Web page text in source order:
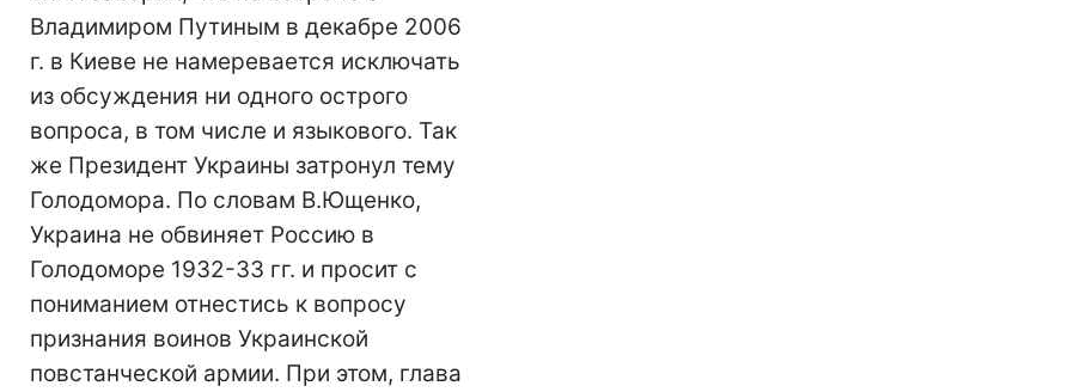
Владимиром Путиным в декабре 2006
г. в Киеве не намеревается исключать
из обсуждения ни одного острого
вопроса, в том числе и языкового. Так
же Президент Украины затронул тему
Голодомора. По словам В.Ющенко,
Украина не обвиняет Россию в
Голодоморе 1932-33 гг. и просит с
пониманием отнестись к вопросу
признания воинов Украинской
повстанческой армии. При этом, глава